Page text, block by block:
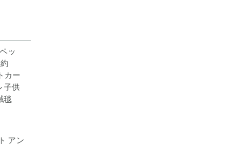
アン